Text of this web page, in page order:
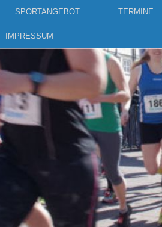
SPORTANGEBOT TERMINE
IMPRESSUM